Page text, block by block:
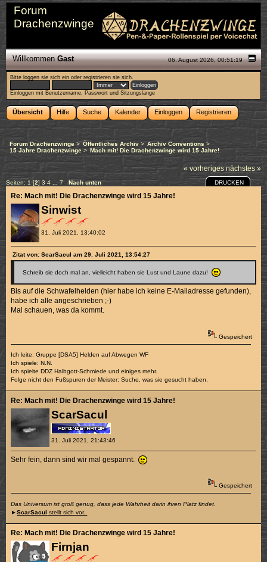
Forum
Drachenzwinge
06. August 2026, 00:51:19
WillkommenGast
Bitte loggen sie sich ein oderregistrieren sie sich.
Einloggen mit Benutzername, Passwort und Sitzungslänge
Übersicht Hilfe Suche Kalender Einloggen Registrieren
Forum Drachenzwinge > Öffentliches Archiv> Archiv Conventions >
15 Jahre Drachenzwinge > Mach mit! Die Drachenzwinge wird 15 Jahre!
« vorheriges nächstes »
Seiten: 1 [2] 3 4 7 Nach unten DRUCKEN
Sinwist
31. Juli 2021, 13:40:02
Re: Mach mit! Die Drachenzwinge wird 15 Jahre!
Zitat von: ScarSacul am 29. Juli 2021, 13:54:27
Schreib sie doch mal an, vielleicht haben sie Lust und Laune dazu!
Bis auf die Schwafelhelden (hier habe ich keine E-Mailadresse gefunden),
habe ich alle angeschrieben ;-)
Mal schauen, was da kommt.
Gespeichert
Ich leite: Gruppe [DSA5] Helden auf Abwegen WF
Ich spiele: N.N.
Ich spielte DDZ Halbgott-Schmiede und einiges mehr.
Folge nicht den Fußspuren der Meister: Suche, was sie gesucht haben.
ScarSacul
31. Juli 2021, 21:43:46
Re: Mach mit! Die Drachenzwinge wird 15 Jahre!
Sehr fein, dann sind wir mal gespannt.
Gespeichert
Das Universum ist groß genug, dass jede Wahrheit darin ihren Platz findet.
►ScarSacul stellt sich vor..
Firnjan
Re: Mach mit! Die Drachenzwinge wird 15 Jahre!